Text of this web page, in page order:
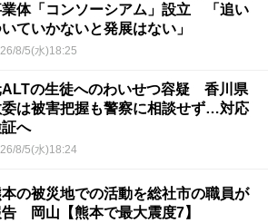
体「コンソーシアム」設立 「追い
ていかないと発展はない」
8/5(水)18:25
ALTの生徒へのわいせつ容疑 香川県
は被害把握も警察に相談せず…対応
へ
8/5(水)18:24
の被災地での活動を総社市の職員が
岡山【熊本で最大震度7】